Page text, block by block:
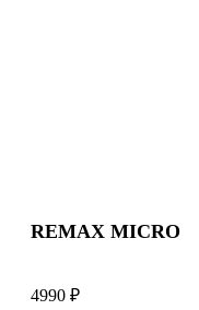
REMAX MICRO
4990 ₽